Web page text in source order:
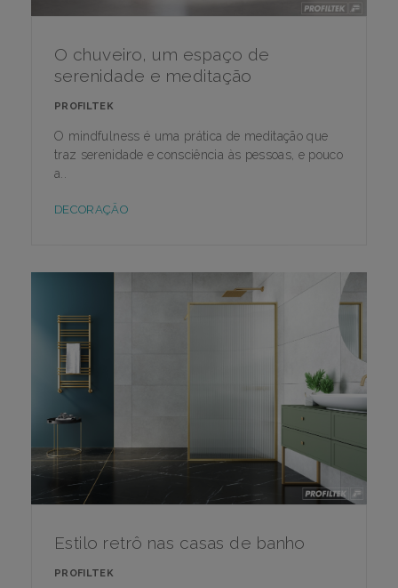
O chuveiro, um espaço de
serenidade e meditação
PROFILTEK
O mindfulness é uma prática de meditação que
traz serenidade e consciência às pessoas, e pouco
a..
DECORAÇÃO
Estilo retrô nas casas de banho
PROFILTEK